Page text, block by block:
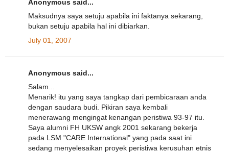
Anonymous said...
Maksudnya saya setuju apabila ini faktanya sekarang,
bukan setuju apabila hal ini dibiarkan.
July 01, 2007
Anonymous said...
Salam...
Menarik! itu yang saya tangkap dari pembicaraan anda
dengan saudara budi. Pikiran saya kembali
menerawang mengingat kenangan peristiwa 93-97 itu.
Saya alumni FH UKSW angk 2001 sekarang bekerja
pada LSM "CARE International" yang pada saat ini
sedang menyelesaikan proyek peristiwa kerusuhan etnis